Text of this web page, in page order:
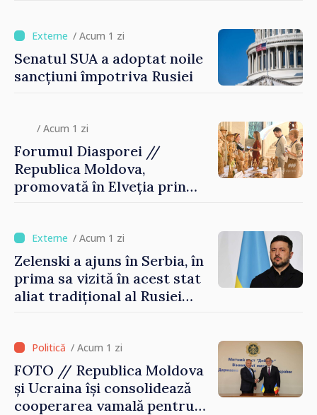
/ Acum 1 zi
Senatul SUA a adoptat noile
sancțiuni împotriva Rusiei
/ Acum 1 zi
Forumul Diasporei //
Republica Moldova,
promovată în Elveția prin
/ Acum 1 zi
Zelenski a ajuns în Serbia, în
prima sa vizită în acest stat
aliat tradițional al Rusiei
/ Acum 1 zi
FOTO // Republica Moldova
și Ucraina își consolidează
cooperarea vamală pentru